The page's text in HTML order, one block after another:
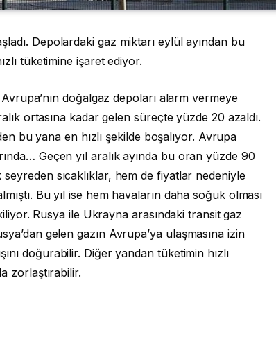
Depolardaki gaz miktarı eylül ayından bu
tüketimine işaret ediyor.
doğalgaz depoları alarm vermeye
ortasına kadar gelen süreçte yüzde 20 azaldı.
bu yana en hızlı şekilde boşalıyor. Avrupa
Geçen yıl aralık ayında bu oran yüzde 90
sıcaklıklar, hem de fiyatlar nedeniyle
Bu yıl ise hem havaların daha soğuk olması
Rusya ile Ukrayna arasındaki transit gaz
gelen gazın Avrupa’ya ulaşmasına izin
doğurabilir. Diğer yandan tüketimin hızlı
zorlaştırabilir.